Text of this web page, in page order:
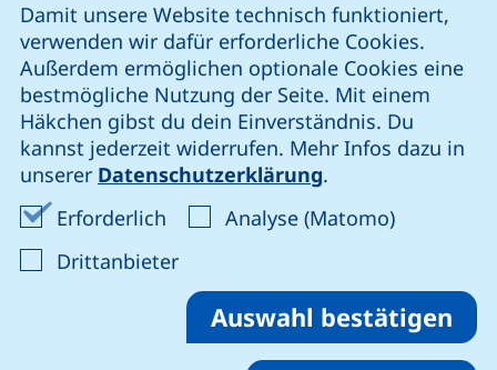
Damit unsere Website technisch funktioniert,
verwenden wir dafür erforderliche Cookies.
Außerdem ermöglichen optionale Cookies eine
bestmögliche Nutzung der Seite. Mit einem
Häkchen gibst du dein Einverständnis. Du
kannst jederzeit widerrufen. Mehr Infos dazu in
unserer Datenschutzerklärung.
Erforderlich Erforderliche Cookies akzeptieren
Analyse (Matomo)Analyse-
Drittanbieter: Cookies von Drittanbieter
Auswahl bestätigen
unsere Facebook-Seite (externer Link, öffnet neues
unsere LinkedIn-Seite (externer Link, öffnet
unsere Instagram-Seite (externer Link,
unsere YouTube-Seite (externer
Cookie-Einstellungen
Impressum
Datenschutz
Erklärung zur Barrierefreiheit